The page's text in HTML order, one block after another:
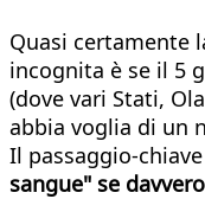
Quasi certamente
incognita è se il 5
(dove vari Stati,
abbia voglia di un
Il passaggio-
sangue" se